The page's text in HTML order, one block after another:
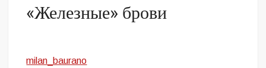
«Железные» брови
milan_baurano